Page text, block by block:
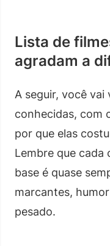
Lista de
agradam a
A seguir, você vai
conhecidas, com
por que elas
Lembre que cada
base é quase
marcantes,
pesado.